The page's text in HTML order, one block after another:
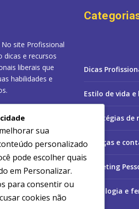
No site Profissional
dicas e recursos
liberais que
habilidades e
informações
para ajudar você a
e alcançar o
liberal. Junte-se
crescimento e
Dicas
Estilo de vida
Estratégias
Finanças e
Marketing
Tecnologia e
sua
personalizado
pode escolher quais
em Personalizar.
para consentir ou
cookies não